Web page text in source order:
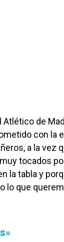
Atlético de
con la
a la vez
tocados
la tabla y
lo que